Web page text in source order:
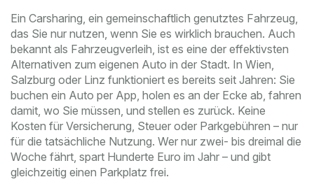
Ein Carsharing, ein gemeinschaftlich genutztes Fahrzeug,
das Sie nur nutzen, wenn Sie es wirklich brauchen. Auch
bekannt als Fahrzeugverleih, ist es eine der effektivsten
Alternativen zum eigenen Auto in der Stadt. In Wien,
Salzburg oder Linz funktioniert es bereits seit Jahren: Sie
buchen ein Auto per App, holen es an der Ecke ab, fahren
damit, wo Sie müssen, und stellen es zurück. Keine
Kosten für Versicherung, Steuer oder Parkgebühren – nur
für die tatsächliche Nutzung. Wer nur zwei- bis dreimal die
Woche fährt, spart Hunderte Euro im Jahr – und gibt
gleichzeitig einen Parkplatz frei.